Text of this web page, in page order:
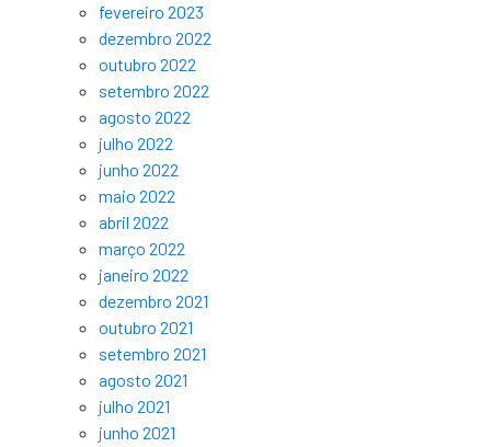
fevereiro 2023
dezembro 2022
outubro 2022
setembro 2022
agosto 2022
julho 2022
junho 2022
maio 2022
abril 2022
março 2022
janeiro 2022
dezembro 2021
outubro 2021
setembro 2021
agosto 2021
julho 2021
junho 2021